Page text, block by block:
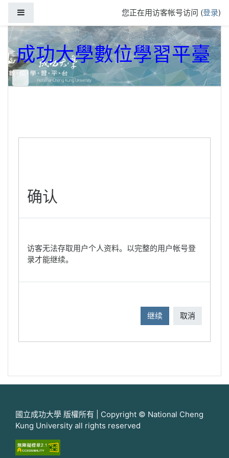
您正在用访客帐号访问 (登录)
成功大學數位學習平臺
确认
访客无法存取用户个人资料。以完整的用户帐号登
录才能继续。
继续 取消
國立成功大學 版權所有 | Copyright © National Cheng
Kung University all rights reserved